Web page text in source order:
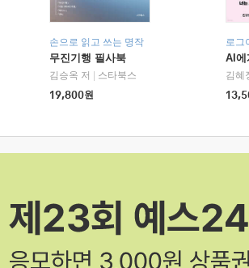
손으로 읽고 쓰는 명작
무진기행 필사북
김승옥 저
스타북스
19,800원
로그
AI에
김혜